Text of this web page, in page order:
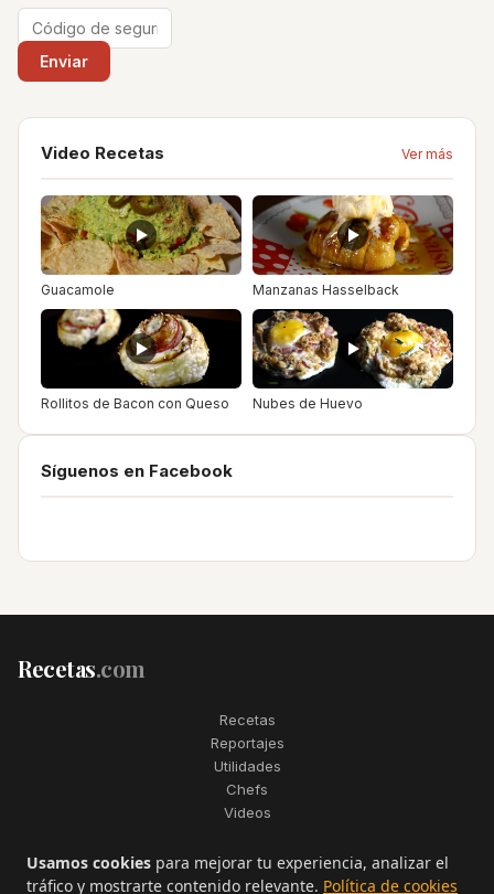
Video Recetas Ver más
Guacamole Manzanas Hasselback
Rollitos de Bacon con Queso Nubes de Huevo
Síguenos en Facebook
Recetas.com
Recetas
Reportajes
Utilidades
Chefs
Videos
2006–2026. Todos los derechos reservados. Recetas.com es una
marca registrada de Telfo Networks S.L.
Usamos cookies para mejorar tu experiencia, analizar el
tráfico y mostrarte contenido relevante. Política de cookies